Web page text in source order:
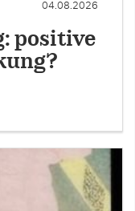
04.08.2026
positive